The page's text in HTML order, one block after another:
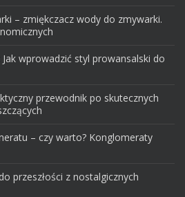
– zmiękczacz wody do zmywarki.
wprowadzić styl prowansalski do
przewodnik po skutecznych
– czy warto? Konglomeraty
przeszłości z nostalgicznych